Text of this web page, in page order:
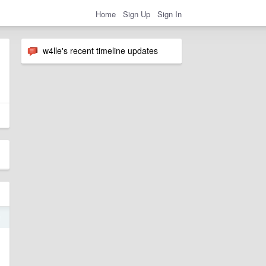
Home Sign Up Sign In
w4lle's recent timeline updates